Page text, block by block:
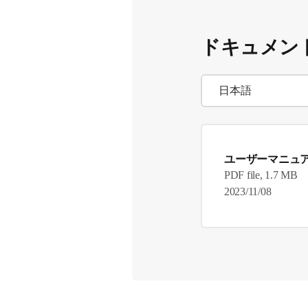
ドキュメン
ユーザーマニュ
PDF file, 1.7 MB
2023/11/08